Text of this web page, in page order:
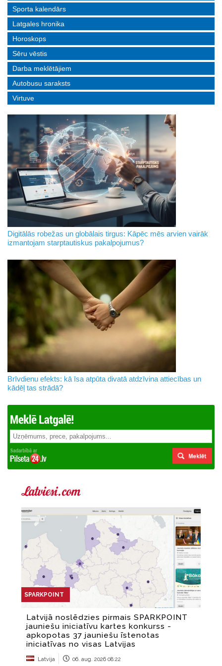
Sporta kalendārs
Latgales hronika
Horoskops
Sēru vēstis
Darba meklētājiem
Autobusu saraksts
Virtuve
Digitālās robežas un globālais tirgus: Kāpēc mēs arvien vairāk
izmantojam starptautiskus pakalpojumus?
Brīvdienu efekts: kā īsa atpūta divatā atdzīvina attiecības un
kādēļ tas strādā?